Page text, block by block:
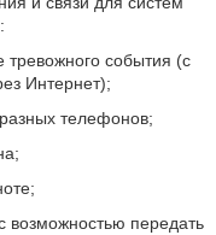
тревожного события (с
Интернет);
телефонов;
возможностью передать